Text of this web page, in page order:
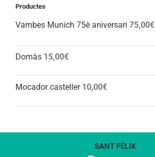
Productes
Vambes Munich 75è aniversari 75,00€
Domàs 15,00€
Mocador casteller 10,00€
SANT FÈLIX